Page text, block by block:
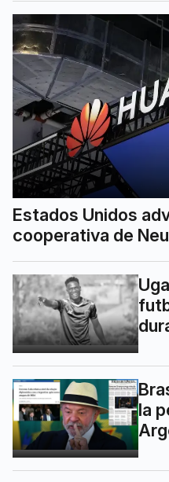
Estados Unidos
cooperativa de
la